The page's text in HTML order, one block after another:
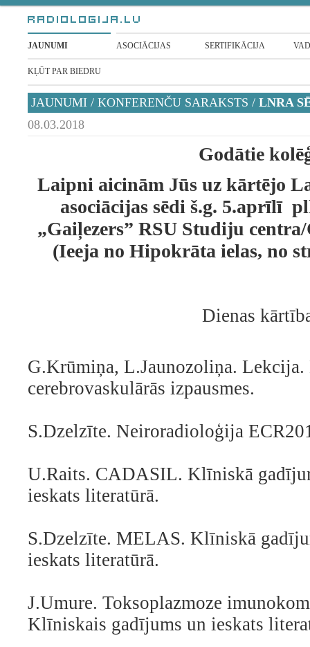
JAUNUMI ASOCIĀCIJAS SERTIFIKĀCIJA
KĻŪT PAR BIEDRU
JAUNUMI / KONFERENČU SARAKSTS / LNRA
08.03.2018
Godātie
Laipni aicinām Jūs uz kārtējo
asociācijas sēdi š.g. 5.aprīlī
„Gaiļezers” RSU Studiju
(Ieeja no Hipokrāta ielas, no
Dienas
G.Krūmiņa, L.Jaunozoliņa. Lekcija.
cerebrovaskulārās izpausmes.
S.Dzelzīte. Neiroradioloģija
U.Raits. CADASIL. Klīniskā
ieskats literatūrā.
S.Dzelzīte. MELAS. Klīniskā
ieskats literatūrā.
J.Umure. Toksoplazmoze
Klīniskais gadījums un ieskats